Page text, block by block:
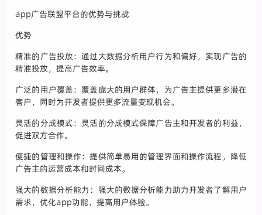
app广告联盟平台的优势与挑战
优势
精准的广告投放：通过大数据分析用户行为和偏好，实现广告的
精准投放，提高广告效率。
广泛的用户覆盖：覆盖庞大的用户群体，为广告主提供更多潜在
客户，同时为开发者提供更多流量变现机会。
灵活的分成模式：灵活的分成模式保障广告主和开发者的利益，
促进双方合作。
便捷的管理和操作：提供简单易用的管理界面和操作流程，降低
广告主的运营成本和时间成本。
强大的数据分析能力：强大的数据分析能力助力开发者了解用户
需求，优化app功能，提高用户体验。